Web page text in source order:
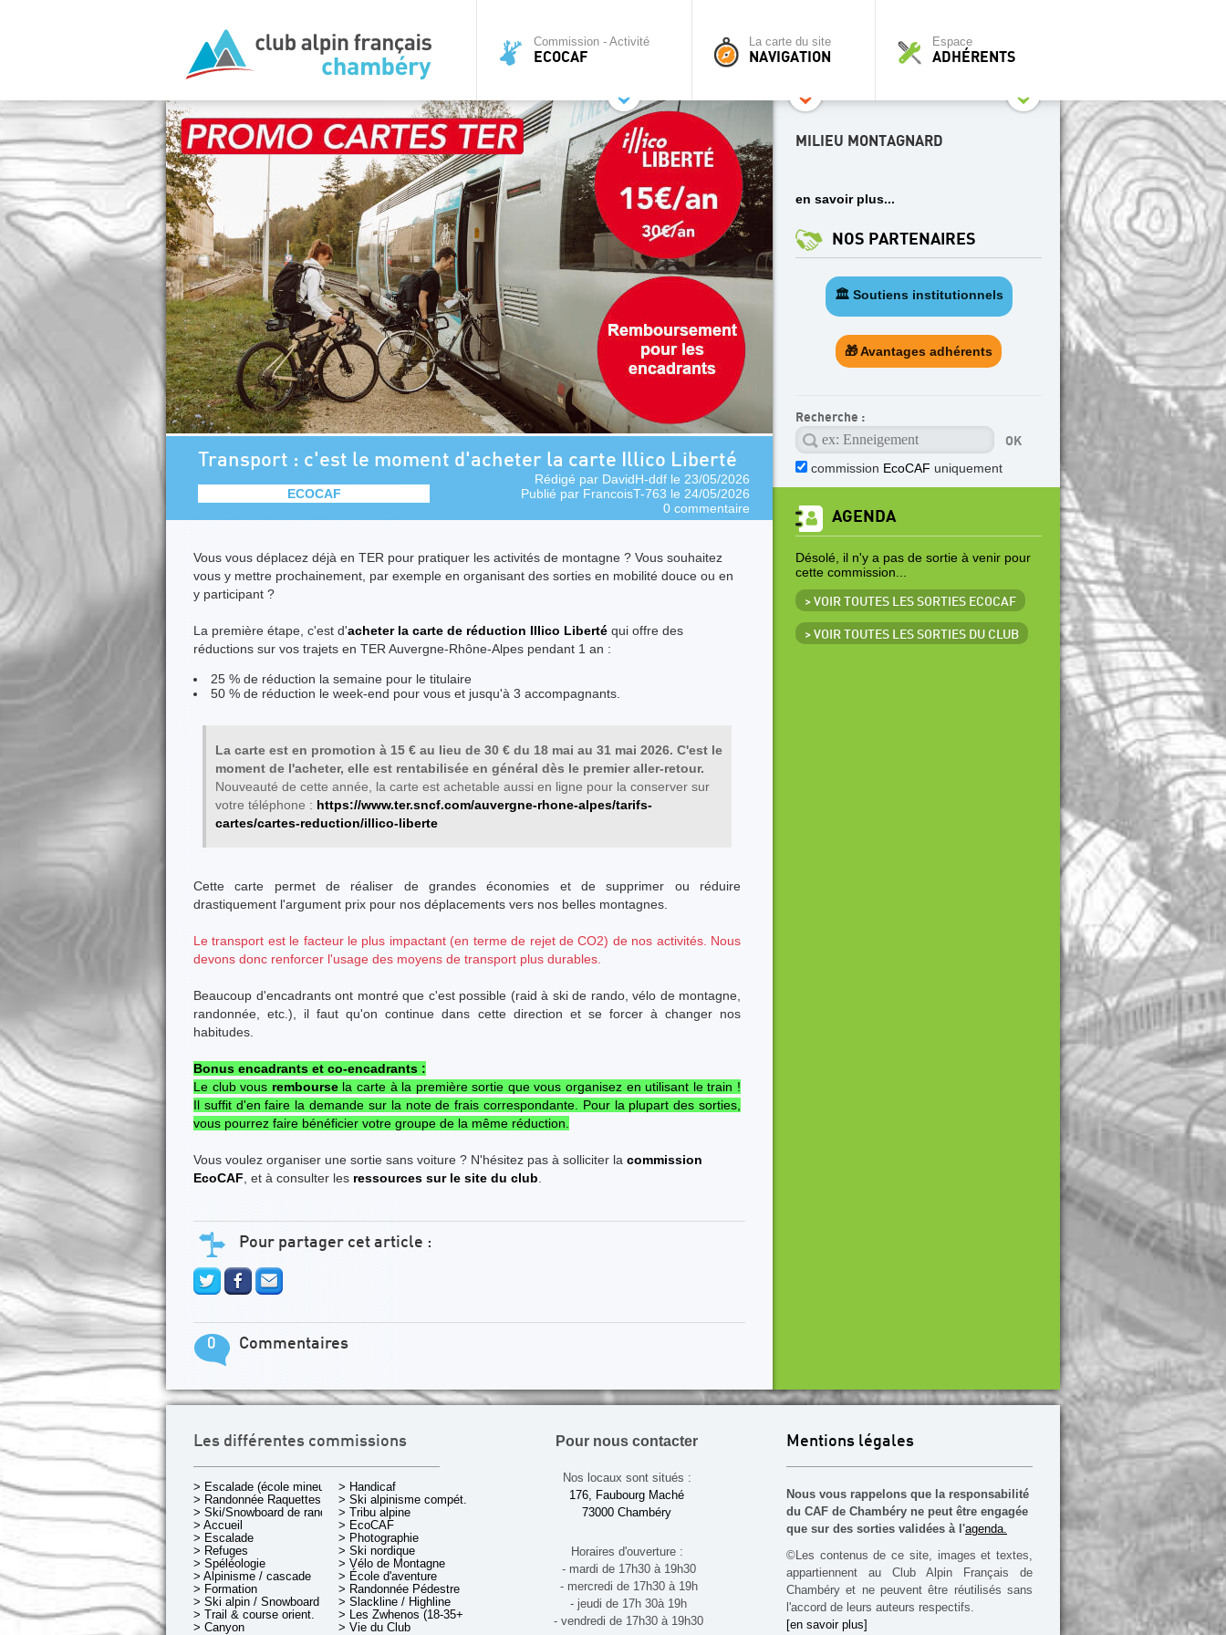
Commission - Activité
ECOCAF
La carte du site
NAVIGATION
Espace
ADHÉRENTS
Transport : c'est le moment d'acheter la carte Illico Liberté
ECOCAF
Rédigé par DavidH-ddf le 23/05/2026
Publié par FrancoisT-763 le 24/05/2026
0 commentaire
Vous vous déplacez déjà en TER pour pratiquer les activités de montagne ? Vous souhaitez
vous y mettre prochainement, par exemple en organisant des sorties en mobilité douce ou en
y participant ?
La première étape, c'est d'acheter la carte de réduction Illico Liberté qui offre des
réductions sur vos trajets en TER Auvergne-Rhône-Alpes pendant 1 an :
25 % de réduction la semaine pour le titulaire
50 % de réduction le week-end pour vous et jusqu'à 3 accompagnants.
La carte est en promotion à 15 € au lieu de 30 € du 18 mai au 31 mai 2026. C'est le
moment de l'acheter, elle est rentabilisée en général dès le premier aller-retour.
Nouveauté de cette année, la carte est achetable aussi en ligne pour la conserver sur
votre téléphone : https://www.ter.sncf.com/auvergne-rhone-alpes/tarifs-
cartes/cartes-reduction/illico-liberte
Cette carte permet de réaliser de grandes économies et de supprimer ou réduire
drastiquement l'argument prix pour nos déplacements vers nos belles montagnes.
Le transport est le facteur le plus impactant (en terme de rejet de CO2) de nos activités. Nous
devons donc renforcer l'usage des moyens de transport plus durables.
Beaucoup d'encadrants ont montré que c'est possible (raid à ski de rando, vélo de montagne,
randonnée, etc.), il faut qu'on continue dans cette direction et se forcer à changer nos
habitudes.
Bonus encadrants et co-encadrants :
Le club vous rembourse la carte à la première sortie que vous organisez en utilisant le train !
Il suffit d'en faire la demande sur la note de frais correspondante. Pour la plupart des sorties,
vous pourrez faire bénéficier votre groupe de la même réduction.
Vous voulez organiser une sortie sans voiture ? N'hésitez pas à solliciter la commission
EcoCAF , et à consulter les ressources sur le site du club
Pour partager cet article :
0 Commentaires
MILIEU MONTAGNARD
en savoir plus...
NOS PARTENAIRES
🏛️ Soutiens institutionnels
🎁 Avantages adhérents
Recherche :
commission EcoCAF uniquement
AGENDA
Désolé, il n'y a pas de sortie à venir pour
cette commission...
> VOIR TOUTES LES SORTIES ECOCAF
> VOIR TOUTES LES SORTIES DU CLUB
Les différentes commissions
> Escalade (école mineurs)
> Randonnée Raquettes
> Ski/Snowboard de rando.
> Accueil
> Escalade
> Refuges
> Spéléologie
> Alpinisme / cascade
> Formation
> Ski alpin / Snowboard
> Trail & course orient.
> Canyon
> Handicaf
> Ski alpinisme compét.
> Tribu alpine
> EcoCAF
> Photographie
> Ski nordique
> Vélo de Montagne
> École d'aventure
> Randonnée Pédestre
> Slackline / Highline
> Les Zwhenos (18-35+ ans)
> Vie du Club
Pour nous contacter
Nos locaux sont situés :
176, Faubourg Maché
73000 Chambéry
Horaires d'ouverture :
- mardi de 17h30 à 19h30
- mercredi de 17h30 à 19h
- jeudi de 17h 30à 19h
- vendredi de 17h30 à 19h30
Mentions légales
Nous vous rappelons que la responsabilité
du CAF de Chambéry ne peut être engagée
que sur des sorties validées à l'agenda.
©Les contenus de ce site, images et textes,
appartiennent au Club Alpin Français de
Chambéry et ne peuvent être réutilisés sans
l'accord de leurs auteurs respectifs.
[en savoir plus]